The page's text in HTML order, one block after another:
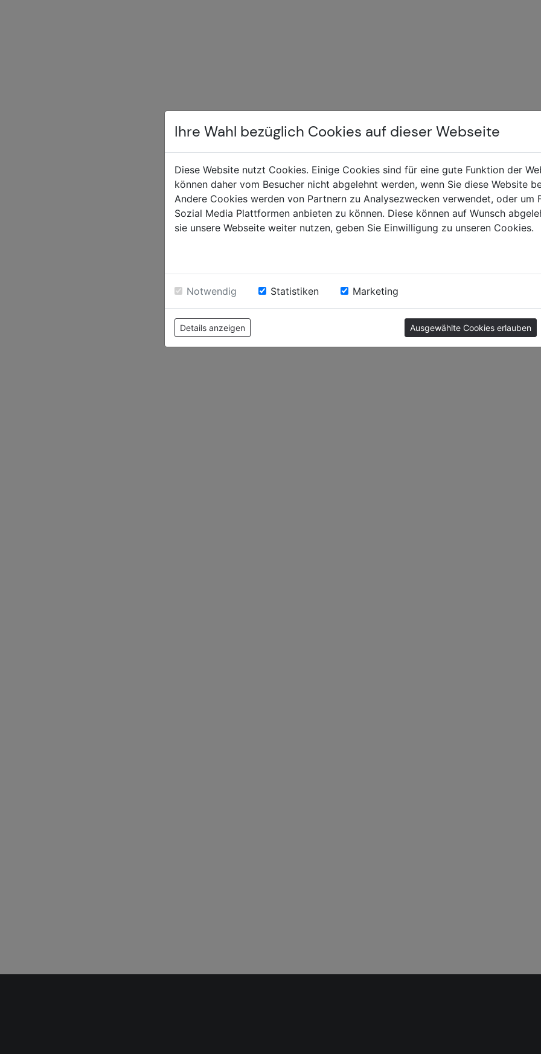
Sonnen +
Insektenschutz
INHALT
Über uns
Produkte
Referenzen
Wissens-Blog
Impressum
Datenschutz
Ihre Wahl bezüglich Cookies auf dieser Webseite
Diese Website nutzt Cookies. Einige Cookies sind für eine gute Funktion der
können daher vom Besucher nicht abgelehnt werden, wenn Sie diese Website
Andere Cookies werden von Partnern zu Analysezwecken verwendet, oder um
Sozial Media Plattformen anbieten zu können. Diese können auf Wunsch
sie unsere Webseite weiter nutzen, geben Sie Einwilligung zu unseren Cookies.
Notwendig Statistiken Marketing
Details anzeigen Ausgewählte Cookies erlauben